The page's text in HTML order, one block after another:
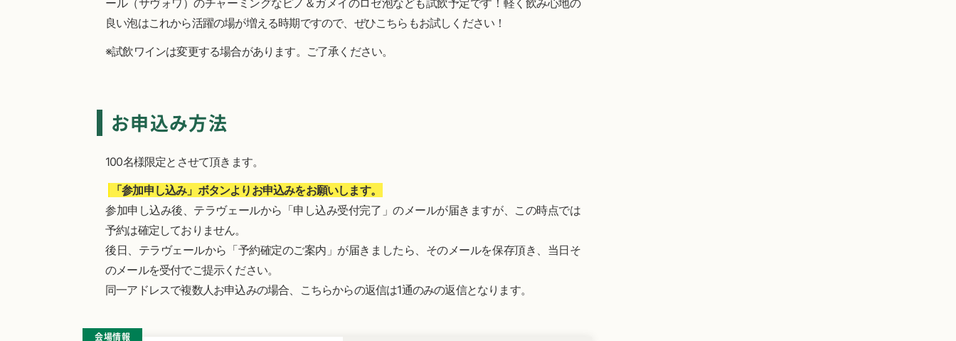
ール（サヴォワ）のチャーミングなピノ＆ガメイのロゼ泡なども試飲予定です！軽く飲み心地の
良い泡はこれから活躍の場が増える時期ですので、ぜひこちらもお試しください！
※試飲ワインは変更する場合があります。ご了承ください。
お申込み方法
100名様限定とさせて頂きます。
「参加申し込み」ボタンよりお申込みをお願いします。
参加申し込み後、テラヴェールから「申し込み受付完了」のメールが届きますが、この時点では
予約は確定しておりません。
後日、テラヴェールから「予約確定のご案内」が届きましたら、そのメールを保存頂き、当日そ
のメールを受付でご提示ください。
同一アドレスで複数人お申込みの場合、こちらからの返信は1通のみの返信となります。
会場情報